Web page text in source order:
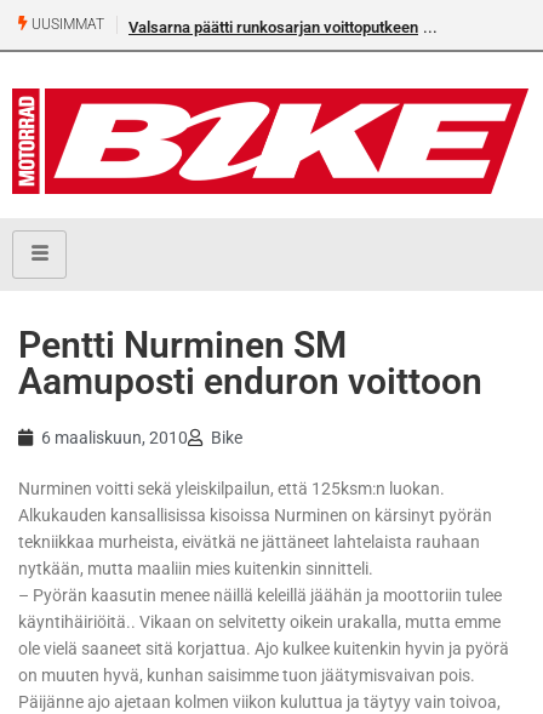
UUSIMMAT Valsarna päätti runkosarjan voittoputkeen
Pentti Nurminen SM
Aamuposti enduron voittoon
6 maaliskuun, 2010 Bike
Nurminen voitti sekä yleiskilpailun, että 125ksm:n luokan.
Alkukauden kansallisissa kisoissa Nurminen on kärsinyt pyörän
tekniikkaa murheista, eivätkä ne jättäneet lahtelaista rauhaan
nytkään, mutta maaliin mies kuitenkin sinnitteli.
– Pyörän kaasutin menee näillä keleillä jäähän ja moottoriin tulee
käyntihäiriöitä.. Vikaan on selvitetty oikein urakalla, mutta emme
ole vielä saaneet sitä korjattua. Ajo kulkee kuitenkin hyvin ja pyörä
on muuten hyvä, kunhan saisimme tuon jäätymisvaivan pois.
Päijänne ajo ajetaan kolmen viikon kuluttua ja täytyy vain toivoa,